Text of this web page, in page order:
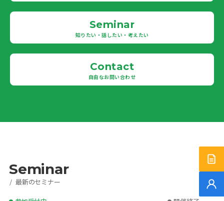
サ
無
Seminar
知りたい・話したい・考えたい
Contact
自由なお問い合わせ
Seminar
最新のセミナー